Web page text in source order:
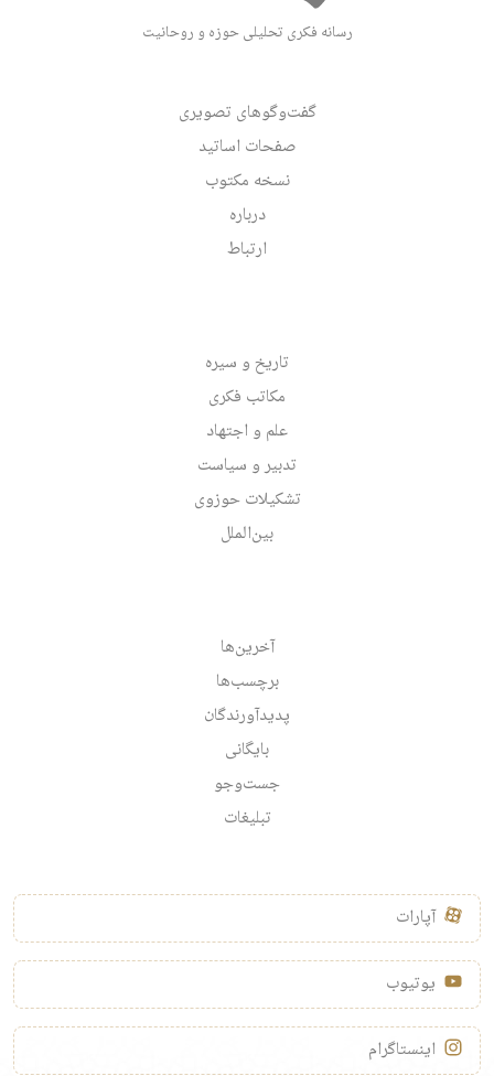
رسانه فکری تحلیلی حوزه و روحانیت
گفت‌وگوهای تصویری
صفحات اساتید
نسخه مکتوب
درباره
ارتباط
تاریخ و سیره
مکاتب فکری
علم و اجتهاد
تدبیر و سیاست
تشکیلات حوزوی
بین‌الملل
آخرین‌ها
برچسب‌ها
پدیدآورندگان
بایگانی
جست‌وجو
تبلیغات
آپارات
یوتیوب
اینستاگرام